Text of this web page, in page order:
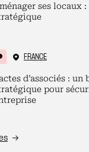
ses locaux
FRANCE
d’associés : un
pour